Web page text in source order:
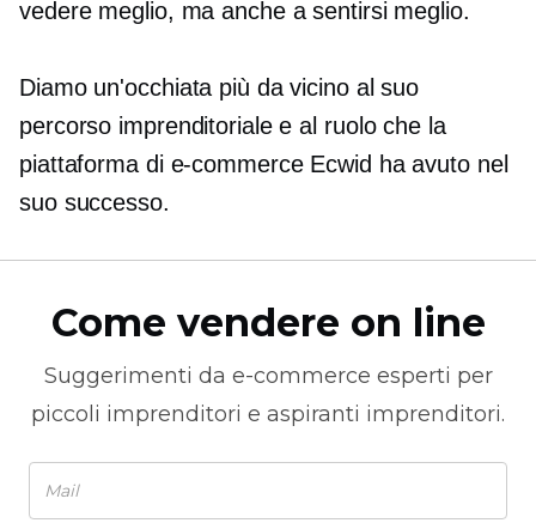
vedere meglio, ma anche a sentirsi meglio.
Diamo un'occhiata più da vicino al suo
percorso imprenditoriale e al ruolo che la
piattaforma di e-commerce Ecwid ha avuto nel
suo successo.
Come vendere on line
Suggerimenti da e-commerce esperti per
piccoli imprenditori e aspiranti imprenditori.